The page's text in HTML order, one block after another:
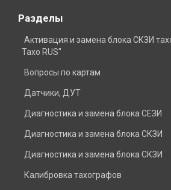
Разделы
Активация и замена блока СКЗИ
Тахо RUS"
Вопросы по картам
Датчики, ДУТ
Диагностика и замена блока СЕЗИ
Диагностика и замена блока СКЗИ
Диагностика и замена блока СКЗИ
Калибровка тахографов